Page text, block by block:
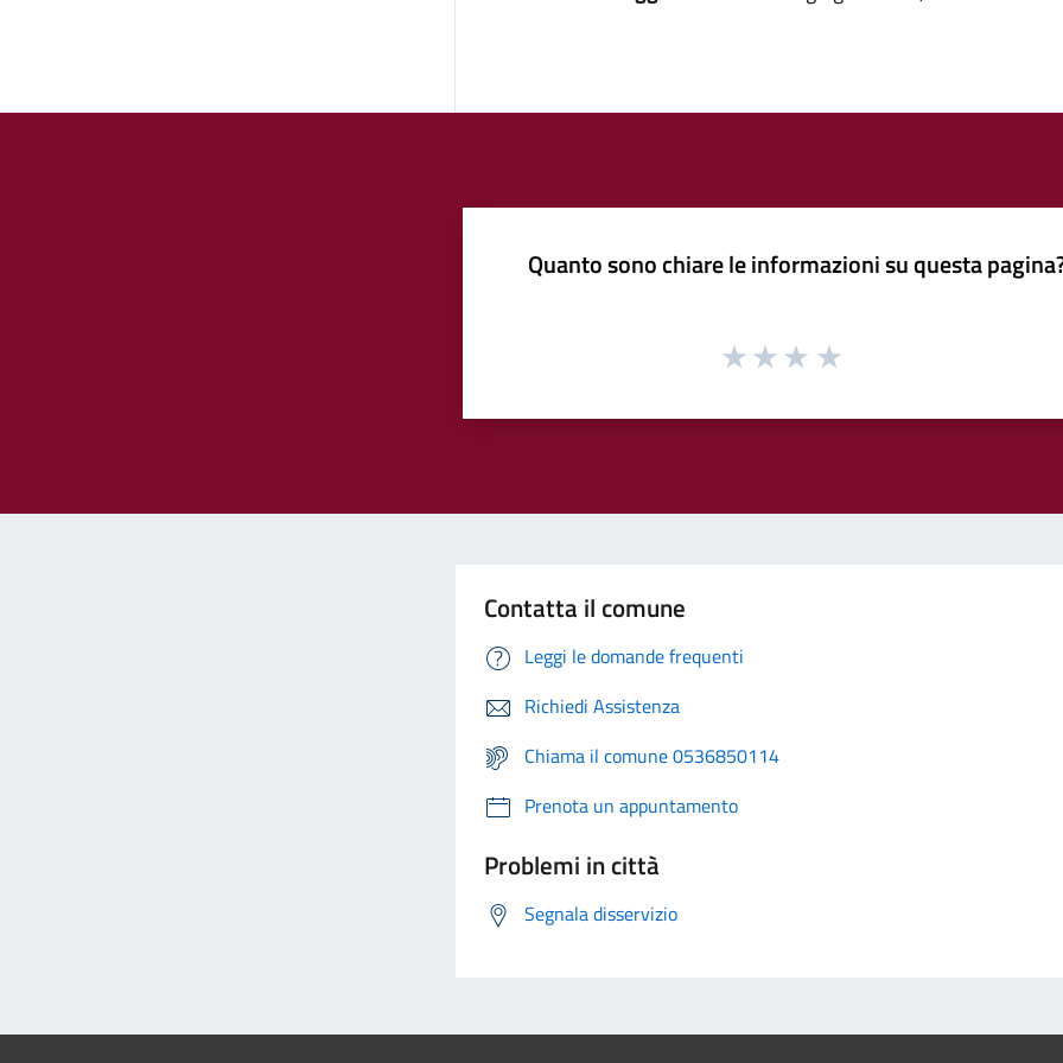
Quanto sono chiare le informazioni su questa
Contatta il comune
Leggi le domande frequenti
Richiedi Assistenza
Chiama il comune 0536850114
Prenota un appuntamento
Problemi in città
Segnala disservizio